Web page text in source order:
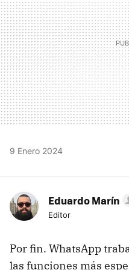
9 Enero 2024
Eduardo Marín
Editor
Por fin. WhatsApp
las funciones más